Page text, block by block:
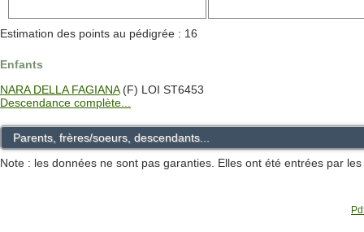
Estimation des points au pédigrée : 16
Enfants
NARA DELLA FAGIANA(F) LOI ST6453
Descendance complète...
Parents, frères/soeurs, descendants...
Note : les données ne sont pas garanties. Elles ont été entrées par